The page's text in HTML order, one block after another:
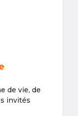
de vie, de
invités